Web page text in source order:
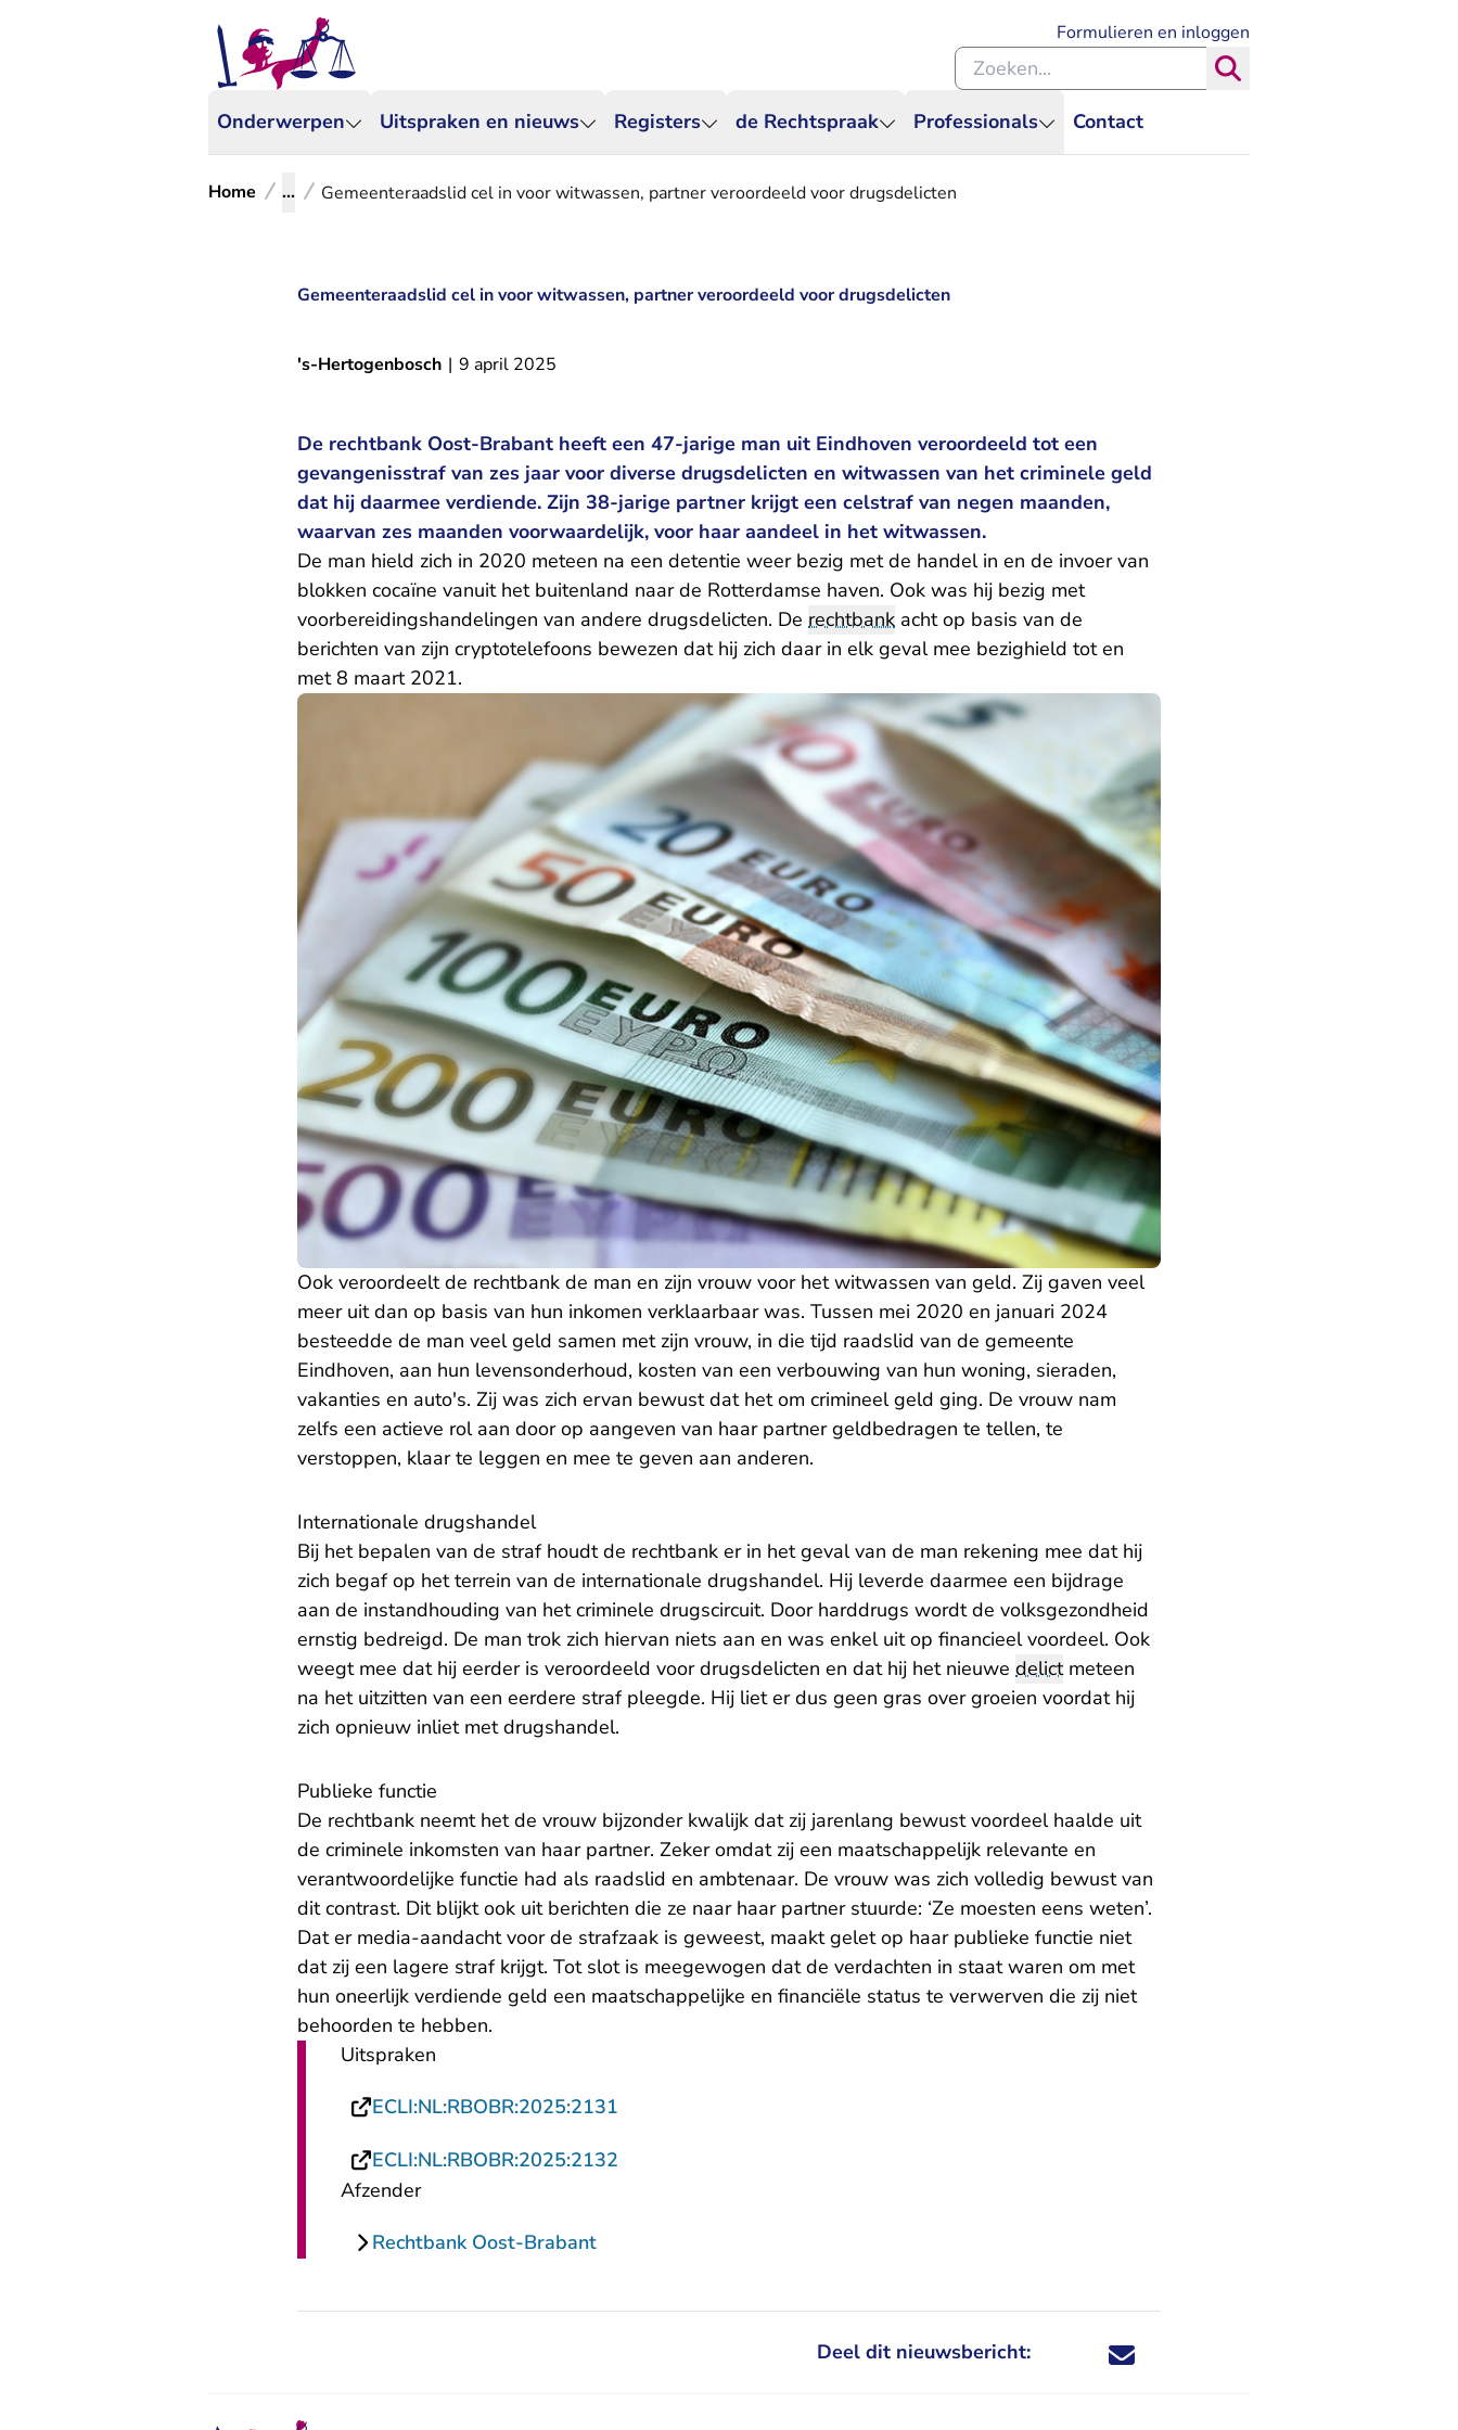
Onderwerpen Uitspraken en nieuws Registers de Rechtspraak Professionals Contact
Formulieren en inloggen
Zoeken binnen de Rechtspraak
Home ... Gemeenteraadslid cel in voor witwassen, partner veroordeeld voor drugsdelicten
Gemeenteraadslid cel in voor witwassen, partner veroordeeld voor drugsdelicten
's-Hertogenbosch | 9 april 2025
De rechtbank Oost-Brabant heeft een 47-jarige man uit Eindhoven veroordeeld tot een
gevangenisstraf van zes jaar voor diverse drugsdelicten en witwassen van het criminele geld
dat hij daarmee verdiende. Zijn 38-jarige partner krijgt een celstraf van negen maanden,
waarvan zes maanden voorwaardelijk, voor haar aandeel in het witwassen.
De man hield zich in 2020 meteen na een detentie weer bezig met de handel in en de invoer van
blokken cocaïne vanuit het buitenland naar de Rotterdamse haven. Ook was hij bezig met
voorbereidingshandelingen van andere drugsdelicten. De rechtbank acht op basis van de
berichten van zijn cryptotelefoons bewezen dat hij zich daar in elk geval mee bezighield tot en
met 8 maart 2021.
Ook veroordeelt de rechtbank de man en zijn vrouw voor het witwassen van geld. Zij gaven veel
meer uit dan op basis van hun inkomen verklaarbaar was. Tussen mei 2020 en januari 2024
besteedde de man veel geld samen met zijn vrouw, in die tijd raadslid van de gemeente
Eindhoven, aan hun levensonderhoud, kosten van een verbouwing van hun woning, sieraden,
vakanties en auto's. Zij was zich ervan bewust dat het om crimineel geld ging. De vrouw nam
zelfs een actieve rol aan door op aangeven van haar partner geldbedragen te tellen, te
verstoppen, klaar te leggen en mee te geven aan anderen.
Internationale drugshandel
Bij het bepalen van de straf houdt de rechtbank er in het geval van de man rekening mee dat hij
zich begaf op het terrein van de internationale drugshandel. Hij leverde daarmee een bijdrage
aan de instandhouding van het criminele drugscircuit. Door harddrugs wordt de volksgezondheid
ernstig bedreigd. De man trok zich hiervan niets aan en was enkel uit op financieel voordeel. Ook
weegt mee dat hij eerder is veroordeeld voor drugsdelicten en dat hij het nieuwe delictmeteen
na het uitzitten van een eerdere straf pleegde. Hij liet er dus geen gras over groeien voordat hij
zich opnieuw inliet met drugshandel.
Publieke functie
De rechtbank neemt het de vrouw bijzonder kwalijk dat zij jarenlang bewust voordeel haalde uit
de criminele inkomsten van haar partner. Zeker omdat zij een maatschappelijk relevante en
verantwoordelijke functie had als raadslid en ambtenaar. De vrouw was zich volledig bewust van
dit contrast. Dit blijkt ook uit berichten die ze naar haar partner stuurde: ‘Ze moesten eens weten’.
Dat er media-aandacht voor de strafzaak is geweest, maakt gelet op haar publieke functie niet
dat zij een lagere straf krijgt. Tot slot is meegewogen dat de verdachten in staat waren om met
hun oneerlijk verdiende geld een maatschappelijke en financiële status te verwerven die zij niet
behoorden te hebben.
Uitspraken
ECLI:NL:RBOBR:2025:2131
ECLI:NL:RBOBR:2025:2132
Afzender
Rechtbank Oost-Brabant
Deel dit nieuwsbericht: Deel dit nieuwsbericht via X - U verlaat
Deel dit nieuwsbericht via Facebook - U
Deel dit nieuwsbericht via e-mail
Deel dit nieuwsbericht via LinkedIn - U